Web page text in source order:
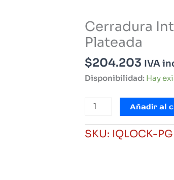
Cerradura
Plateada
$204.203 IVA
Disponibilidad: Hay
Cerradura
Inteligente
PowerG/Qolsys
Plateada
Añadir al
SKU: IQLOCK-